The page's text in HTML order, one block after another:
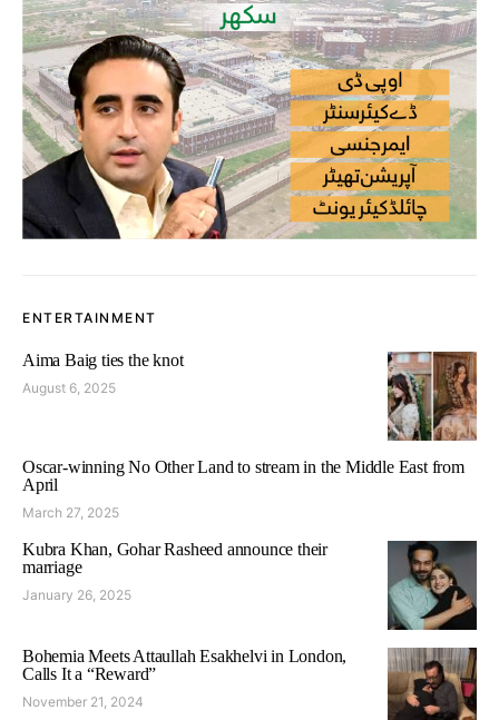
ENTERTAINMENT
Aima Baig ties the knot
August 6, 2025
Oscar-winning No Other Land to stream in the Middle East from
April
March 27, 2025
Kubra Khan, Gohar Rasheed announce their
marriage
January 26, 2025
Bohemia Meets Attaullah Esakhelvi in London,
Calls It a “Reward”
November 21, 2024